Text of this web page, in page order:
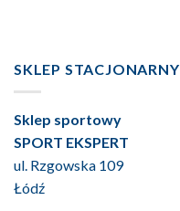
SKLEP STACJONARNY
Sklep sportowy
SPORT EKSPERT
ul. Rzgowska 109
Łódź